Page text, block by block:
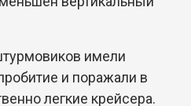
имели
и поражали в
легкие крейсера.